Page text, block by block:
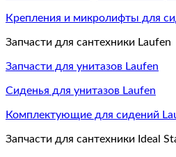
Крепления и микролифты для
Запчасти для сантехники Laufen
Запчасти для унитазов Laufen
Сиденья для унитазов Laufen
Комплектующие для сидений
Запчасти для сантехники Ideal